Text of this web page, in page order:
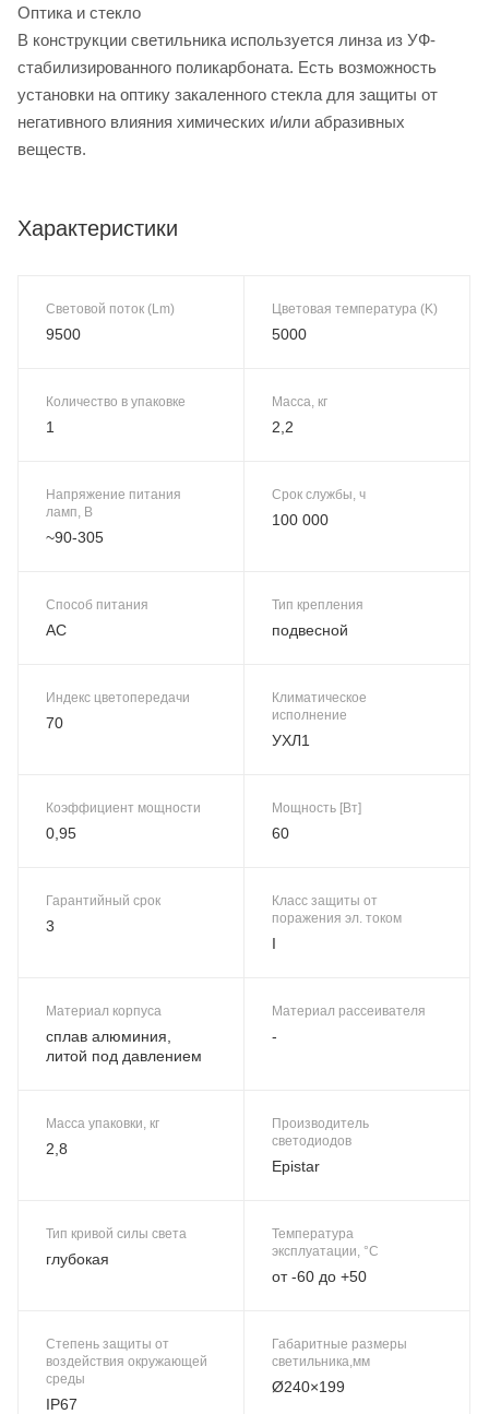
Оптика и стекло
В конструкции светильника используется линза из УФ-
стабилизированного поликарбоната. Есть возможность
установки на оптику закаленного стекла для защиты от
негативного влияния химических и/или абразивных
веществ.
Характеристики
Световой поток (Lm)
9500
Цветовая температура (K)
5000
Количество в упаковке
1
Масса, кг
2,2
Напряжение питания
ламп, В
~90-305
Срок службы, ч
100 000
Способ питания
AC
Тип крепления
подвесной
Индекс цветопередачи
70
Климатическое
исполнение
УХЛ1
Коэффициент мощности
0,95
Мощность [Вт]
60
Гарантийный срок
3
Класс защиты от
поражения эл. током
I
Материал корпуса
сплав алюминия,
литой под давлением
Материал рассеивателя
-
Масса упаковки, кг
2,8
Производитель
светодиодов
Epistar
Тип кривой силы света
глубокая
Температура
эксплуатации, °C
от -60 до +50
Степень защиты от
воздействия окружающей
среды
IP67
Габаритные размеры
светильника,мм
Ø240×199